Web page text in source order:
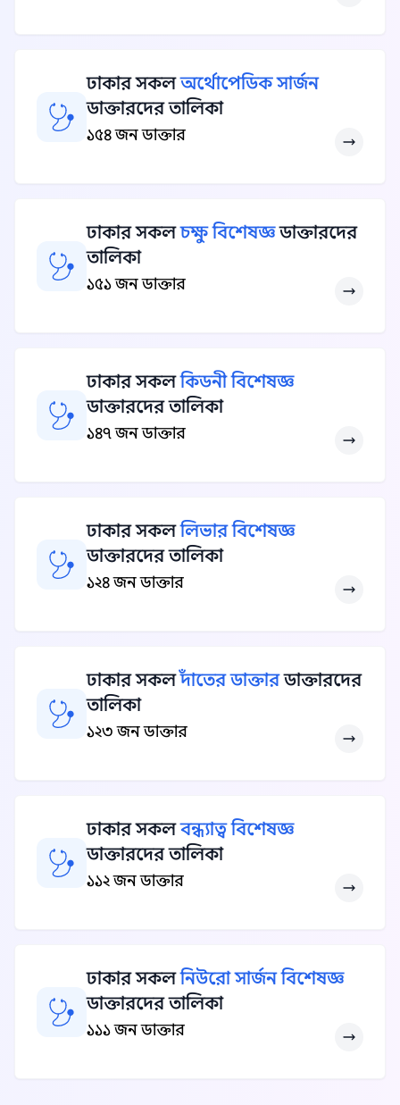
ঢাকার সকলঅর্থোপেডিক সার্জন
ডাক্তারদের তালিকা
১৫৪ জন ডাক্তার
ঢাকার সকলচক্ষু বিশেষজ্ঞডাক্তারদের
তালিকা
১৫১ জন ডাক্তার
ঢাকার সকলকিডনী বিশেষজ্ঞ
ডাক্তারদের তালিকা
১৪৭ জন ডাক্তার
ঢাকার সকললিভার বিশেষজ্ঞ
ডাক্তারদের তালিকা
১২৪ জন ডাক্তার
ঢাকার সকলদাঁতের ডাক্তারডাক্তারদের
তালিকা
১২৩ জন ডাক্তার
ঢাকার সকলবন্ধ্যাত্ব বিশেষজ্ঞ
ডাক্তারদের তালিকা
১১২ জন ডাক্তার
ঢাকার সকলনিউরো সার্জন বিশেষজ্ঞ
ডাক্তারদের তালিকা
১১১ জন ডাক্তার